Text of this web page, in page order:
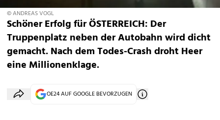
© ANDREAS VOGL
Schöner Erfolg für ÖSTERREICH: Der
Truppenplatz neben der Autobahn wird dicht
gemacht. Nach dem Todes-Crash droht Heer
eine Millionenklage.
OE24 AUF GOOGLE BEVORZUGEN